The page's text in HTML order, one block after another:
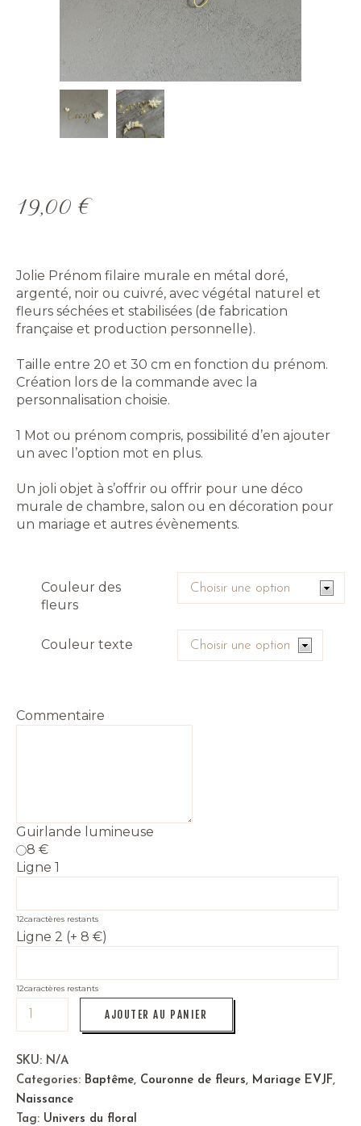
19,00 €
Jolie Prénom filaire murale en métal doré,
argenté, noir ou cuivré, avec végétal naturel et
fleurs séchées et stabilisées (de fabrication
française et production personnelle).
Taille entre 20 et 30 cm en fonction du prénom.
Création lors de la commande avec la
personnalisation choisie.
1 Mot ou prénom compris, possibilité d’en ajouter
un avec l’option mot en plus.
Un joli objet à s’offrir ou offrir pour une déco
murale de chambre, salon ou en décoration pour
un mariage et autres évènements.
Couleur des
fleurs
Couleur texte
Commentaire
Guirlande lumineuse
8 €
Ligne 1
12caractères restants
Ligne 2 (+ 8 €)
12caractères restants
AJOUTER AU PANIER
SKU: N/A
Categories: Baptême, Couronne de fleurs, Mariage EVJF,
Naissance
Tag: Univers du floral